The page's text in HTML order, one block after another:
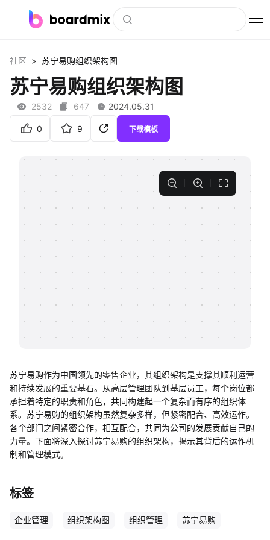
社区资源
下载
客户案例
支持
帮助中心
社区 > 苏宁易购组织架构图
苏宁易购组织架构图
2532 647 2024.05.31
0 9 下载模板
苏宁易购作为中国领先的零售企业，其组织架构是支撑其顺利运营
和持续发展的重要基石。从高层管理团队到基层员工，每个岗位都
承担着特定的职责和角色，共同构建起一个复杂而有序的组织体
系。苏宁易购的组织架构虽然复杂多样，但紧密配合、高效运作。
各个部门之间紧密合作，相互配合，共同为公司的发展贡献自己的
力量。下面将深入探讨苏宁易购的组织架构，揭示其背后的运作机
制和管理模式。
标签
企业管理 组织架构图 组织管理 苏宁易购